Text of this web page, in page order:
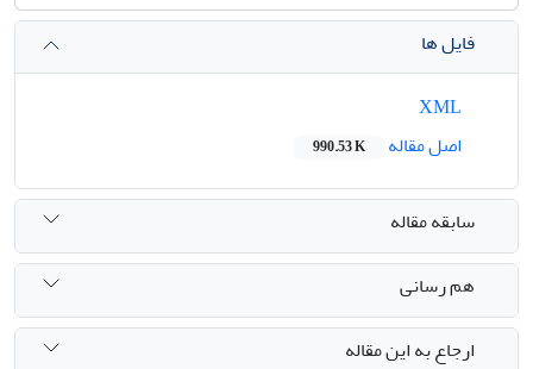
فایل ها
اصل مقاله
990.53 K
سابقه مقاله
هم رسانی
ارجاع به این مقاله